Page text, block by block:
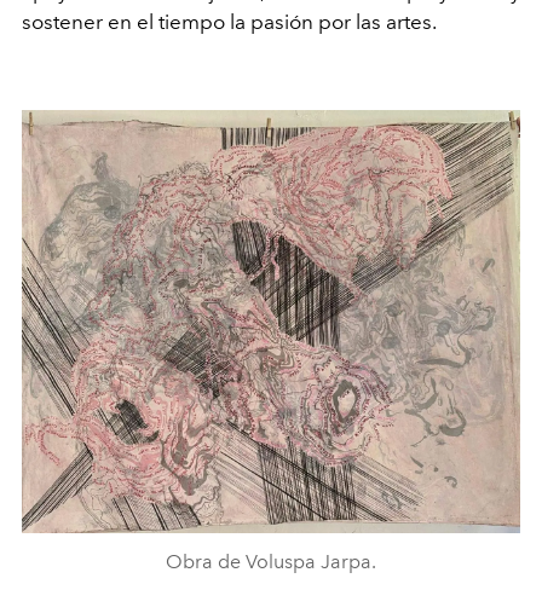
sostener en el tiempo la pasión por las artes.
Obra de Voluspa Jarpa.